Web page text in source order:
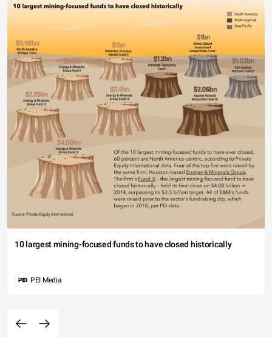
10 largest mining-focused funds to have closed historically
PEI Media